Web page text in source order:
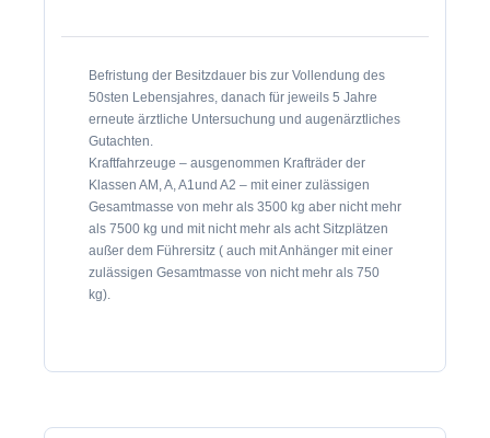
Befristung der Besitzdauer bis zur Vollendung des
50sten Lebensjahres, danach für jeweils 5 Jahre
erneute ärztliche Untersuchung und augenärztliches
Gutachten.
Kraftfahrzeuge – ausgenommen Krafträder der
Klassen AM, A, A1und A2 – mit einer zulässigen
Gesamtmasse von mehr als 3500 kg aber nicht mehr
als 7500 kg und mit nicht mehr als acht Sitzplätzen
außer dem Führersitz ( auch mit Anhänger mit einer
zulässigen Gesamtmasse von nicht mehr als 750
kg).